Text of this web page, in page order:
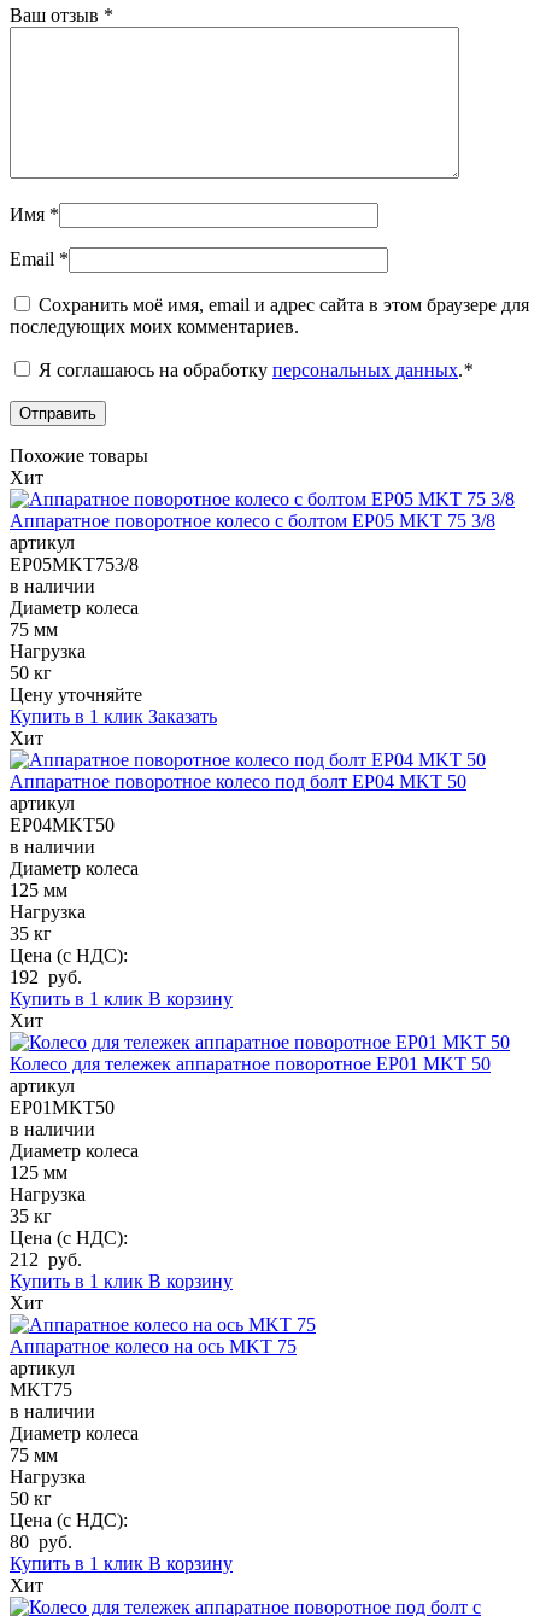
Ваш отзыв *
Имя *
Email *
Сохранить моё имя, email и адрес сайта в этом браузере для
последующих моих комментариев.
Я соглашаюсь на обработку персональных данных.*
Похожие товары
Хит
Аппаратное поворотное колесо с болтом EP05 MKT 75 3/8
артикул
EP05MKT753/8
в наличии
Диаметр колеса
75 мм
Нагрузка
50 кг
Цену уточняйте
Купить в 1 клик Заказать
Хит
Аппаратное поворотное колесо под болт EP04 MKT 50
артикул
EP04MKT50
в наличии
Диаметр колеса
125 мм
Нагрузка
35 кг
Цена (с НДС):
192 руб.
Купить в 1 клик В корзину
Хит
Колесо для тележек аппаратное поворотное EP01 MKT 50
артикул
EP01MKT50
в наличии
Диаметр колеса
125 мм
Нагрузка
35 кг
Цена (с НДС):
212 руб.
Купить в 1 клик В корзину
Хит
Аппаратное колесо на ось MKT 75
артикул
MKT75
в наличии
Диаметр колеса
75 мм
Нагрузка
50 кг
Цена (с НДС):
80 руб.
Купить в 1 клик В корзину
Хит